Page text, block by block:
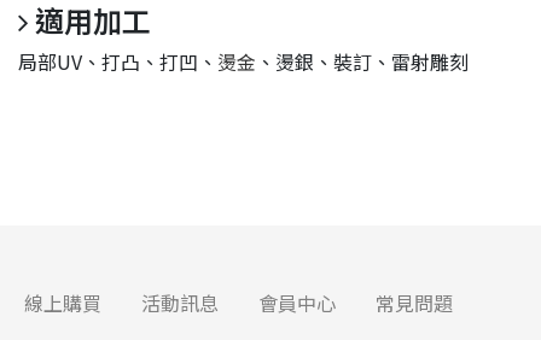
適用加工
局部UV、打凸、打凹、 燙金 、燙銀、裝訂、雷射雕刻
線上購買 活動訊息 會員中心
常見問題